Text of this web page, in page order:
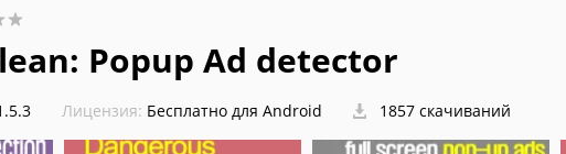
Popup Ad detector
Лицензия: Бесплатно для Android 1857 скачиваний